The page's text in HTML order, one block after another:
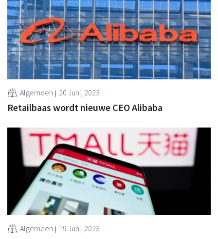
Algemeen 20 Juni, 2023
Retailbaas wordt nieuwe CEO Alibaba
Algemeen 19 Juni, 2023